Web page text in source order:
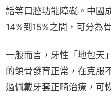
話等口腔功能障礙。中國
14%到15%之間，可分為
一般而言，牙性「地包天
的頜骨發育正常，在克服
過佩戴牙套正畸治療，可